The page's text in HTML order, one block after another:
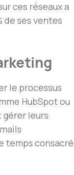
ces réseaux a
de ses ventes
le processus
HubSpot ou
leurs
temps consacré